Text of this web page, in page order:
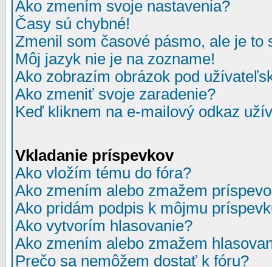
Ako zmením svoje nastavenia?
Časy sú chybné!
Zmenil som časové pásmo, ale je to
Môj jazyk nie je na zozname!
Ako zobrazím obrázok pod
Ako zmeniť svoje zaradenie?
Keď kliknem na e-mailový odkaz
Vkladanie príspevkov
Ako vložím tému do fóra?
Ako zmením alebo zmažem
Ako pridám podpis k môjmu
Ako vytvorím hlasovanie?
Ako zmením alebo zmažem
Prečo sa nemôžem dostať k fóru?